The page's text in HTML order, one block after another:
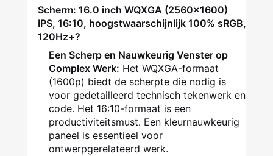
Scherm: 16.0 inch WQXGA (2560x1600)
IPS, 16:10, hoogstwaarschijnlijk 100% sRGB,
120Hz+?
Een Scherp en Nauwkeurig Venster op
Complex Werk: Het WQXGA-formaat
(1600p) biedt de scherpte die nodig is
voor gedetailleerd technisch tekenwerk en
code. Het 16:10-formaat is een
productiviteitsmust. Een kleurnauwkeurig
paneel is essentieel voor
ontwerpgerelateerd werk.